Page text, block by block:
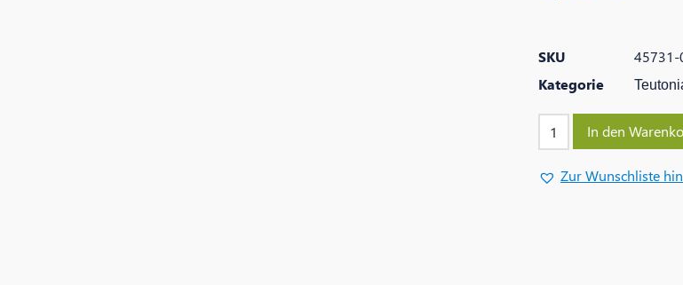
SKU
45731-
Kategorie
In den
Zur Wunschliste